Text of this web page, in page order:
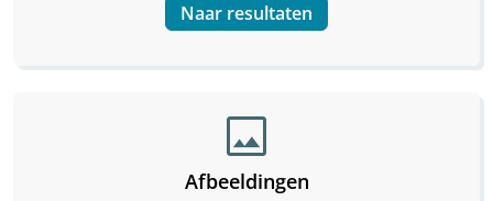
Naar resultaten
image
Afbeeldingen